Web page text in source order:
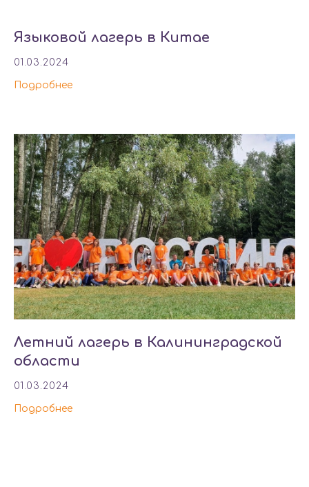
Языковой лагерь в Китае
01.03.2024
Подробнее
Летний лагерь в Калининградской
области
01.03.2024
Подробнее